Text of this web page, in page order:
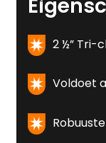
2 ½” Tri-
Voldoet